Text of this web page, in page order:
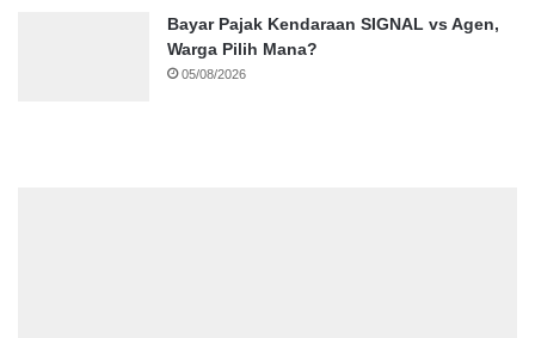
Bayar Pajak Kendaraan SIGNAL vs Agen,
Warga Pilih Mana?
05/08/2026